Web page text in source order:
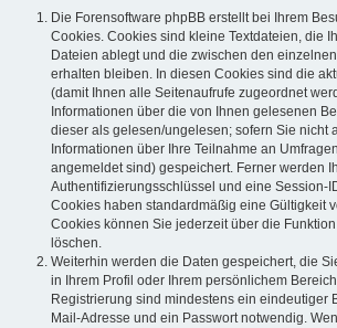
Die Forensoftware phpBB erstellt bei Ihrem
Cookies. Cookies sind kleine Textdateien, die
Dateien ablegt und die zwischen den
erhalten bleiben. In diesen Cookies sind die
(damit Ihnen alle Seitenaufrufe zugeordnet
Informationen über die von Ihnen gelesenen
dieser als gelesen/ungelesen; sofern Sie nicht
Informationen über Ihre Teilnahme an
angemeldet sind) gespeichert. Ferner werden
Authentifizierungsschlüssel und eine Session-
Cookies haben standardmäßig eine Gültigkeit
Cookies können Sie jederzeit über die
löschen.
Weiterhin werden die Daten gespeichert, die
in Ihrem Profil oder Ihrem persönlichem
Registrierung sind mindestens ein eindeutiger
Mail-Adresse und ein Passwort notwendig.